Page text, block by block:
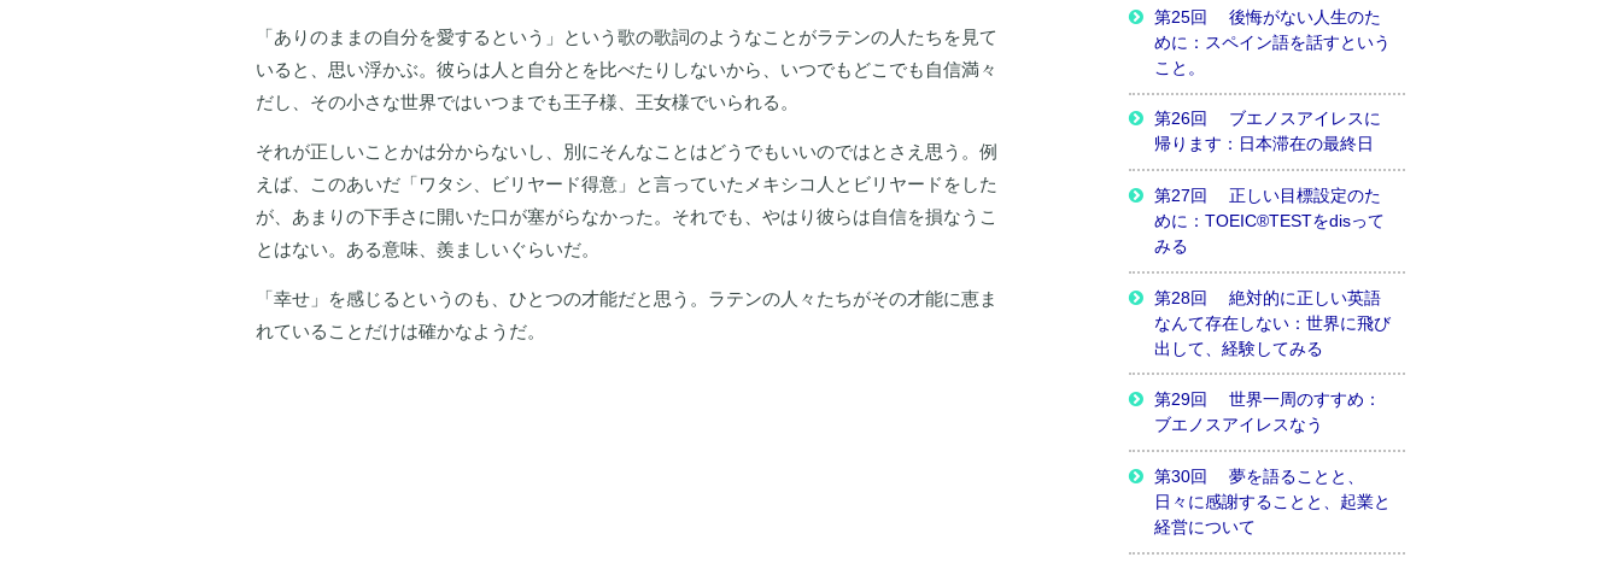
「ありのままの自分を愛するという」という歌の歌詞のようなことがラテンの人たちを見て
いると、思い浮かぶ。彼らは人と自分とを比べたりしないから、いつでもどこでも自信満々
だし、その小さな世界ではいつまでも王子様、王女様でいられる。
それが正しいことかは分からないし、別にそんなことはどうでもいいのではとさえ思う。例
えば、このあいだ「ワタシ、ビリヤード得意」と言っていたメキシコ人とビリヤードをした
が、あまりの下手さに開いた口が塞がらなかった。それでも、やはり彼らは自信を損なうこ
とはない。ある意味、羨ましいぐらいだ。
「幸せ」を感じるというのも、ひとつの才能だと思う。ラテンの人々たちがその才能に恵ま
れていることだけは確かなようだ。
第25回 後悔がない人生のた
めに：スペイン語を話すという
こと。
第26回 ブエノスアイレスに
帰ります：日本滞在の最終日
第27回 正しい目標設定のた
めに：TOEIC®TESTをdisって
みる
第28回 絶対的に正しい英語
なんて存在しない：世界に飛び
出して、経験してみる
第29回 世界一周のすすめ：
ブエノスアイレスなう
第30回 夢を語ることと、
日々に感謝することと、起業と
経営について